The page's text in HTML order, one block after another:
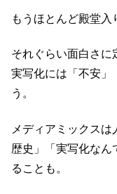
もうほとんど殿堂入
それぐらい面白さに
実写化には「不安」
う。
メディアミックス
歴史」「実写化なん
ることも。